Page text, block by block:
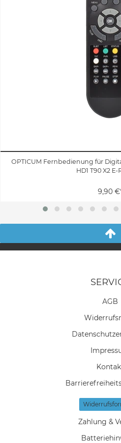
OPTICUM Fernbedienung für
HD1 T90 X2 E-
9,90
AGB
Zahlung &